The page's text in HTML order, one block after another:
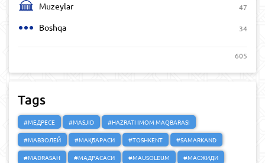
Muzeylar 47
Boshqa 34
605
Tags
#МЕДРЕСЕ #MASJID
#HAZRATI IMOM MAQBARASI
#МАВЗОЛЕЙ
#МАҚБАРАСИ #TOSHKENT
#SAMARKAND
#MADRASAH
#МАДРАСАСИ #MAUSOLEUM
#МАСЖИДИ